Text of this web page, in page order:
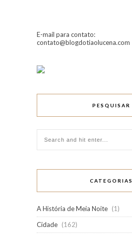
E-mail para contato:
contato@blogdotiaolucena.com
PESQUISAR
CATEGORIAS
A História de Meia Noite (1)
Cidade (162)